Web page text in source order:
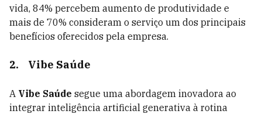
vida, 84% percebem aumento de produtividade e
mais de 70% consideram o serviço um dos principais
benefícios oferecidos pela empresa.
2. Vibe Saúde
A Vibe Saúde segue uma abordagem inovadora ao
integrar inteligência artificial generativa à rotina